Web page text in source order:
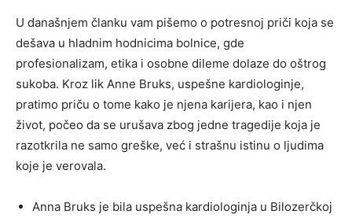
U današnjem članku vam pišemo o potresnoj priči koja se
dešava u hladnim hodnicima bolnice, gde
profesionalizam, etika i osobne dileme dolaze do oštrog
sukoba. Kroz lik Anne Bruks, uspešne kardiologinje,
pratimo priču o tome kako je njena karijera, kao i njen
život, počeo da se urušava zbog jedne tragedije koja je
razotkrila ne samo greške, već i strašnu istinu o ljudima
koje je verovala.
Anna Bruks je bila uspešna kardiologinja u Bilozerčkoj